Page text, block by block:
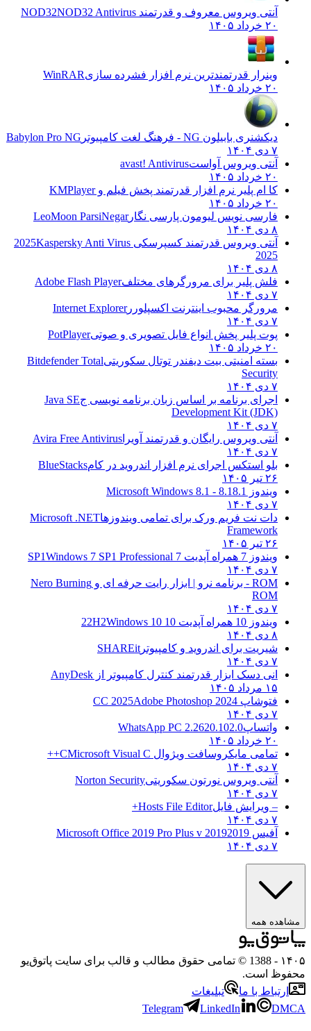
آنتی ویروس معروف و قدرتمند NOD32 NOD32 Antivirus
۲۰ خرداد ۱۴۰۵
وینرار قدرتمندترین نرم افزار فشرده سازیWinRAR
۲۰ خرداد ۱۴۰۵
دیکشنری بابیلون NG - فرهنگ لغت کامپیوتر
Babylon Pro NG
۷ دی ۱۴۰۴
آنتی ویروس آواستavast! Antivirus
۲۰ خرداد ۱۴۰۵
کا ام پلیر نرم افزار قدرتمند پخش فیلم وKMPlayer
۲۰ خرداد ۱۴۰۵
فارسی نویس لیومون پارسی نگارLeoMoon ParsiNegar
۸ دی ۱۴۰۴
آنتی ویروس قدرتمند کسپرسکی 2025 Kaspersky Anti Virus
2025
۸ دی ۱۴۰۴
فلش پلیر برای مرورگرهای مختلفAdobe Flash Player
۷ دی ۱۴۰۴
مرورگر محبوب اینترنت اکسپلوررInternet Explorer
۷ دی ۱۴۰۴
پوت پلیر پخش انواع فایل تصویری و صوتیPotPlayer
۲۰ خرداد ۱۴۰۵
بسته امنیتی بیت دیفندر توتال سکوریتیBitdefender Total
Security
۷ دی ۱۴۰۴
اجرای برنامه بر اساس زبان برنامه نویسی جJava SE
Development Kit (JDK)
۷ دی ۱۴۰۴
آنتی ویروس رایگان و قدرتمند آویرا Avira Free Antivirus
۷ دی ۱۴۰۴
بلو استکس اجرای نرم افزار اندروید در کامBlueStacks
۲۶ تیر ۱۴۰۵
ویندوز 8.1
8.1 - Microsoft Windows 8.1
۷ دی ۱۴۰۴
دات نت فریم ورک برای تمامی ویندوزهاMicrosoft .NET
Framework
۲۶ تیر ۱۴۰۵
ویندوز 7 همراه آپدیت 7 SP1
Windows 7 SP1 Professional
۷ دی ۱۴۰۴
ROM - برنامه نرو | ابزار رایت حرفه ای و
Nero Burning
ROM
۷ دی ۱۴۰۴
ویندوز 10 همراه آپدیت 10 22H2
Windows 10
۸ دی ۱۴۰۴
شیریت برای اندروید و کامپیوتر SHAREit
۷ دی ۱۴۰۴
انی دسک ابزار قدرتمند کنترل کامپیوتر از AnyDesk
۱۵ مرداد ۱۴۰۵
فتوشاپ CC 2025 Adobe Photoshop 2024
۷ دی ۱۴۰۴
واتساپWhatsApp PC 2.2620.102.0
۲۰ خرداد ۱۴۰۵
تمامی مایکروسافت ویژوال C Microsoft Visual C++
۷ دی ۱۴۰۴
آنتی ویروس نورتون سکوریتیNorton Security
۷ دی ۱۴۰۴
– ویرایش فایلHosts File Editor+
۷ دی ۱۴۰۴
آفیس 2019 2019 Microsoft Office 2019 Pro Plus v
۷ دی ۱۴۰۴
مشاهده همه
۱۴۰۵
- 1388 © تمامی حقوق مطالب و قالب برای سایت پاتوق‌یو
محفوظ است.
ارتباط با ما
تبلیغات
Telegram
LinkedIn DMCA